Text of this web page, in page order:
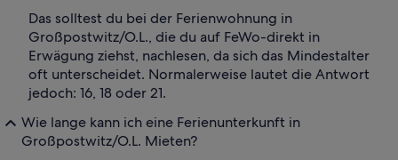
Das solltest du bei der Ferienwohnung in
Großpostwitz/O.L., die du auf FeWo-direkt in
Erwägung ziehst, nachlesen, da sich das Mindestalter
oft unterscheidet. Normalerweise lautet die Antwort
jedoch: 16, 18 oder 21.
Wie lange kann ich eine Ferienunterkunft in
Großpostwitz/O.L. Mieten?